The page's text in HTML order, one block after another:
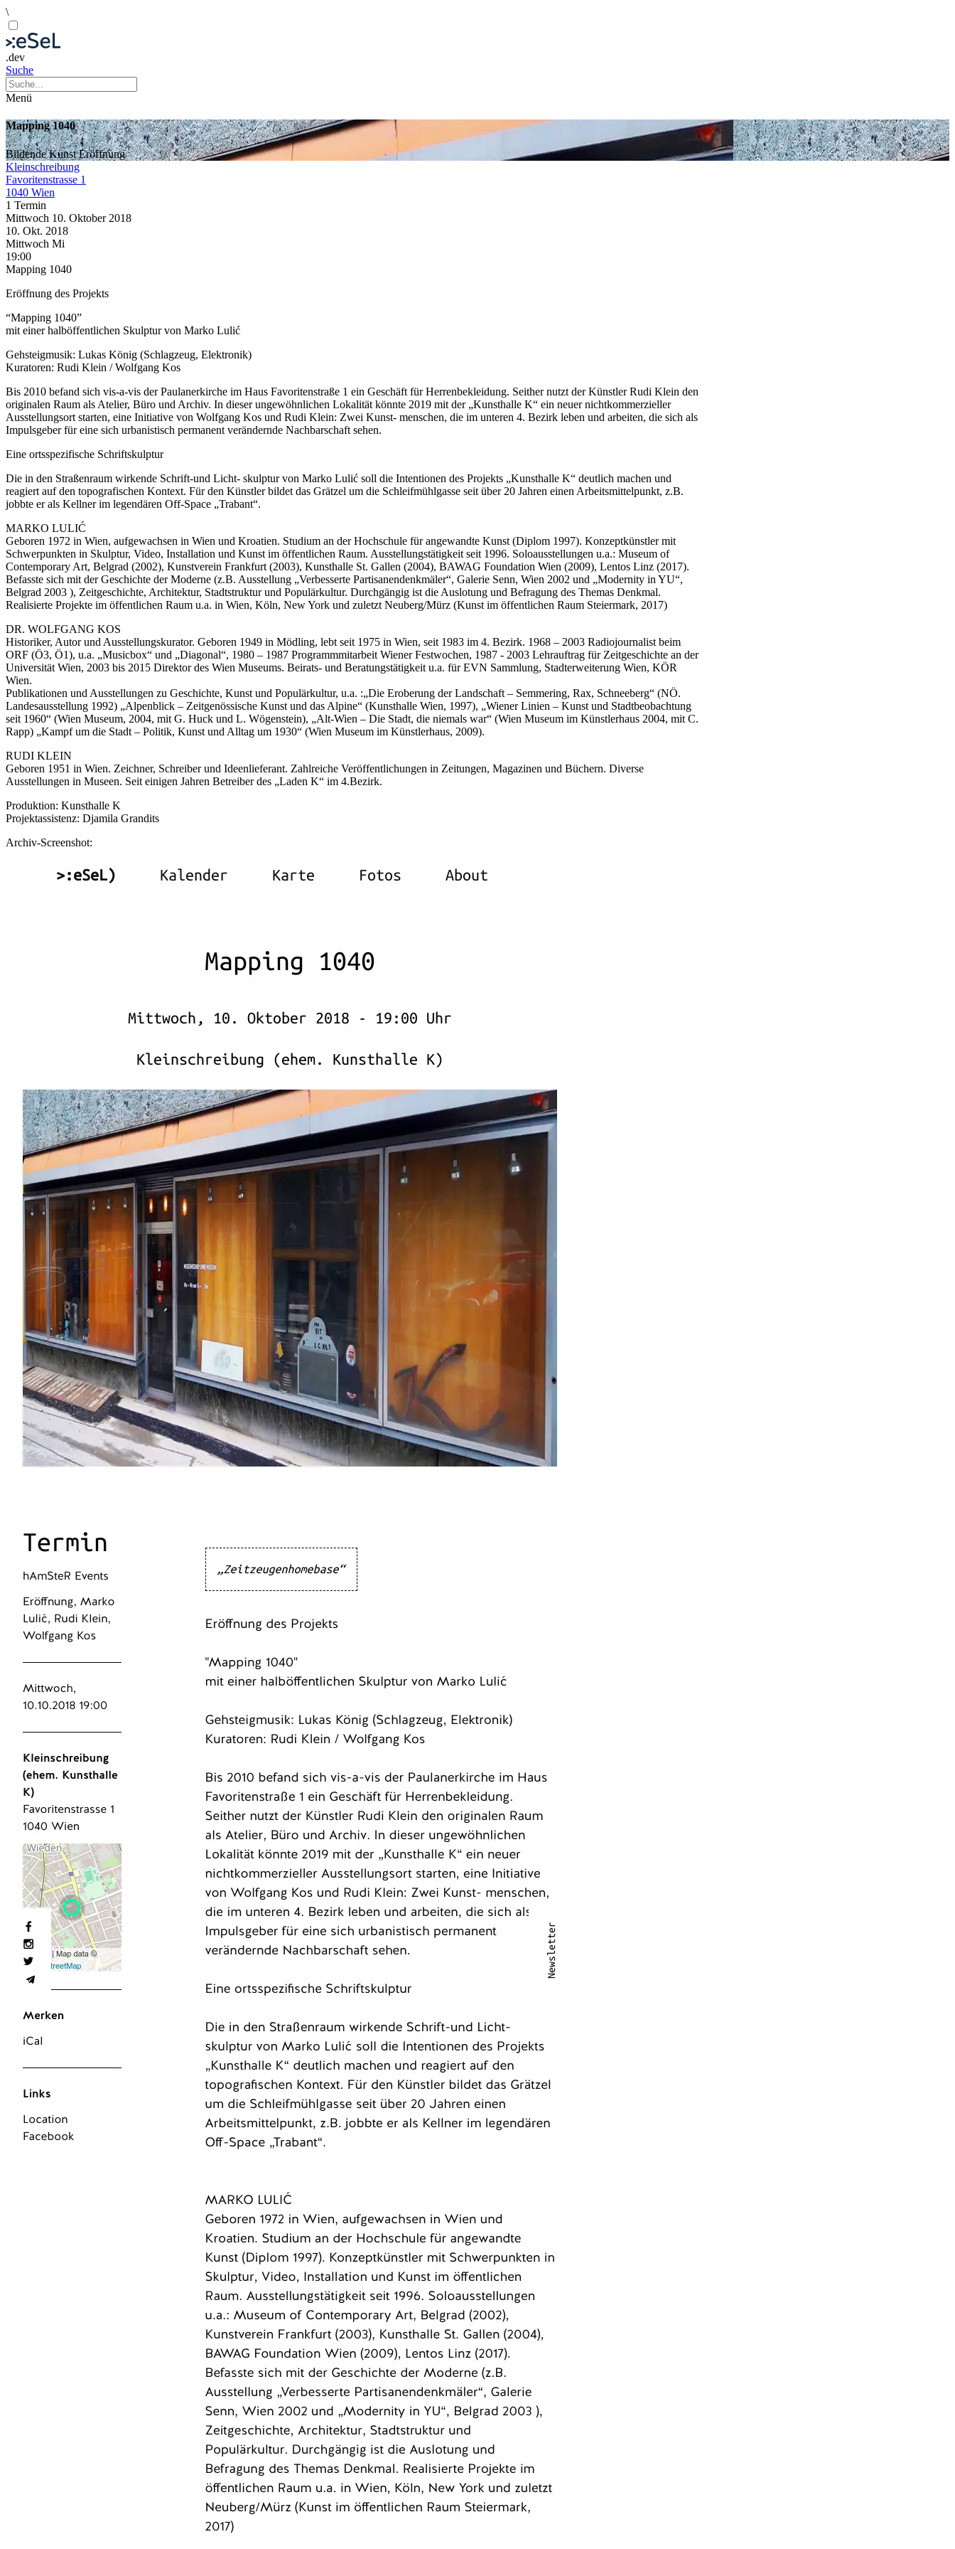
\
.dev
Suche
Menü
Mapping 1040
Bildende KunstEröffnung
Kleinschreibung
Favoritenstrasse 1
1040 Wien
1 Termin
Mittwoch 10. Oktober 2018
10. Okt. 2018
Mittwoch Mi
19:00
Mapping 1040
Eröffnung des Projekts
“Mapping 1040”
mit einer halböffentlichen Skulptur von Marko Lulić
Gehsteigmusik: Lukas König (Schlagzeug, Elektronik)
Kuratoren: Rudi Klein / Wolfgang Kos
Bis 2010 befand sich vis-a-vis der Paulanerkirche im Haus Favoritenstraße 1 ein Geschäft für Herrenbekleidung. Seither nutzt der Künstler Rudi Klein den
originalen Raum als Atelier, Büro und Archiv. In dieser ungewöhnlichen Lokalität könnte 2019 mit der „Kunsthalle K“ ein neuer nichtkommerzieller
Ausstellungsort starten, eine Initiative von Wolfgang Kos und Rudi Klein: Zwei Kunst- menschen, die im unteren 4. Bezirk leben und arbeiten, die sich als
Impulsgeber für eine sich urbanistisch permanent verändernde Nachbarschaft sehen.
Eine ortsspezifische Schriftskulptur
Die in den Straßenraum wirkende Schrift-und Licht- skulptur von Marko Lulić soll die Intentionen des Projekts „Kunsthalle K“ deutlich machen und
reagiert auf den topografischen Kontext. Für den Künstler bildet das Grätzel um die Schleifmühlgasse seit über 20 Jahren einen Arbeitsmittelpunkt, z.B.
jobbte er als Kellner im legendären Off-Space „Trabant“.
MARKO LULIĆ
Geboren 1972 in Wien, aufgewachsen in Wien und Kroatien. Studium an der Hochschule für angewandte Kunst (Diplom 1997). Konzeptkünstler mit
Schwerpunkten in Skulptur, Video, Installation und Kunst im öffentlichen Raum. Ausstellungstätigkeit seit 1996. Soloausstellungen u.a.: Museum of
Contemporary Art, Belgrad (2002), Kunstverein Frankfurt (2003), Kunsthalle St. Gallen (2004), BAWAG Foundation Wien (2009), Lentos Linz (2017).
Befasste sich mit der Geschichte der Moderne (z.B. Ausstellung „Verbesserte Partisanendenkmäler“, Galerie Senn, Wien 2002 und „Modernity in YU“,
Belgrad 2003 ), Zeitgeschichte, Architektur, Stadtstruktur und Populärkultur. Durchgängig ist die Auslotung und Befragung des Themas Denkmal.
Realisierte Projekte im öffentlichen Raum u.a. in Wien, Köln, New York und zuletzt Neuberg/Mürz (Kunst im öffentlichen Raum Steiermark, 2017)
DR. WOLFGANG KOS
Historiker, Autor und Ausstellungskurator. Geboren 1949 in Mödling, lebt seit 1975 in Wien, seit 1983 im 4. Bezirk. 1968 – 2003 Radiojournalist beim
ORF (Ö3, Ö1), u.a. „Musicbox“ und „Diagonal“, 1980 – 1987 Programmmitarbeit Wiener Festwochen, 1987 - 2003 Lehrauftrag für Zeitgeschichte an der
Universität Wien, 2003 bis 2015 Direktor des Wien Museums. Beirats- und Beratungstätigkeit u.a. für EVN Sammlung, Stadterweiterung Wien, KÖR
Wien.
Publikationen und Ausstellungen zu Geschichte, Kunst und Populärkultur, u.a. :„Die Eroberung der Landschaft – Semmering, Rax, Schneeberg“ (NÖ.
Landesausstellung 1992) „Alpenblick – Zeitgenössische Kunst und das Alpine“ (Kunsthalle Wien, 1997), „Wiener Linien – Kunst und Stadtbeobachtung
seit 1960“ (Wien Museum, 2004, mit G. Huck und L. Wögenstein), „Alt-Wien – Die Stadt, die niemals war“ (Wien Museum im Künstlerhaus 2004, mit C.
Rapp) „Kampf um die Stadt – Politik, Kunst und Alltag um 1930“ (Wien Museum im Künstlerhaus, 2009).
RUDI KLEIN
Geboren 1951 in Wien. Zeichner, Schreiber und Ideenlieferant. Zahlreiche Veröffentlichungen in Zeitungen, Magazinen und Büchern. Diverse
Ausstellungen in Museen. Seit einigen Jahren Betreiber des „Laden K“ im 4.Bezirk.
Produktion: Kunsthalle K
Projektassistenz: Djamila Grandits
Archiv-Screenshot: